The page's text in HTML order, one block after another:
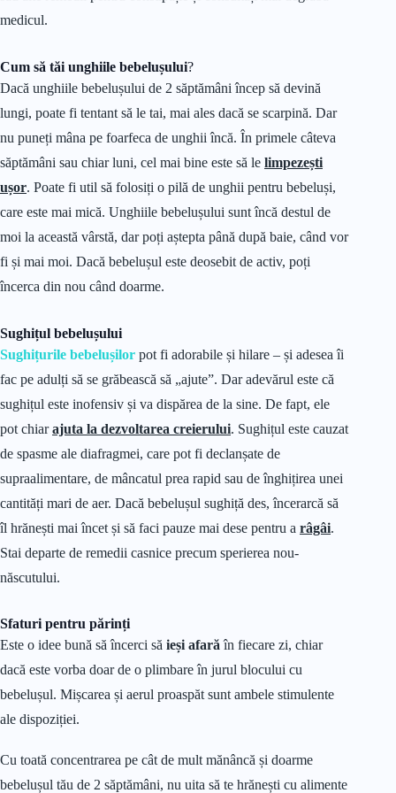
medicul.
Cum să tăi unghiile bebelușului?
Dacă unghiile bebelușului de 2 săptămâni încep să devină
lungi, poate fi tentant să le tai, mai ales dacă se scarpină. Dar
nu puneți mâna pe foarfeca de unghii încă. În primele câteva
săptămâni sau chiar luni, cel mai bine este să le limpezești
ușor. Poate fi util să folosiți o pilă de unghii pentru bebeluși,
care este mai mică. Unghiile bebelușului sunt încă destul de
moi la această vârstă, dar poți aștepta până după baie, când vor
fi și mai moi. Dacă bebelușul este deosebit de activ, poți
încerca din nou când doarme.
Sughițul bebelușului
Sughițurile bebelușilor pot fi adorabile și hilare – și adesea îi
fac pe adulți să se grăbească să „ajute”. Dar adevărul este că
sughițul este inofensiv și va dispărea de la sine. De fapt, ele
pot chiarajuta la dezvoltarea creierului. Sughițul este cauzat
de spasme ale diafragmei, care pot fi declanșate de
supraalimentare, de mâncatul prea rapid sau de înghițirea unei
cantități mari de aer. Dacă bebelușul sughiță des, încerarcă să
îl hrănești mai încet și să faci pauze mai dese pentru a râgâi.
Stai departe de remedii casnice precum sperierea nou-
născutului.
Sfaturi pentru părinți
Este o idee bună să încerci să ieși afarăîn fiecare zi, chiar
dacă este vorba doar de o plimbare în jurul blocului cu
bebelușul. Mișcarea și aerul proaspăt sunt ambele stimulente
ale dispoziției.
Cu toată concentrarea pe cât de mult mănâncă și doarme
bebelușul tău de 2 săptămâni, nu uita să te hrănești cu alimente